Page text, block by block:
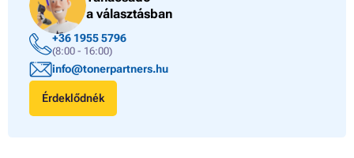
a választásban
+36 1955 5796
(8:00 - 16:00)
info@tonerpartners.hu
Érdeklődnék